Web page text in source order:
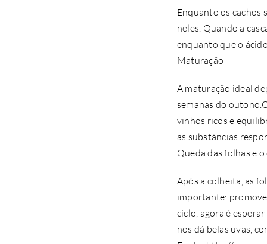
Enquanto os cachos
neles. Quando a
enquanto que o
Maturação
A maturação ideal
semanas do
vinhos ricos e
as substâncias
Queda das folhas e
Após a colheita, as
importante: promove
ciclo, agora é
nos dá belas uvas,